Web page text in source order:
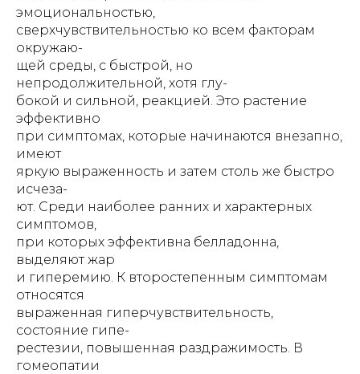
эмоциональностью,
сверхчувствительностью ко всем факторам
окружаю-
щей среды, с быстрой, но
непродолжительной, хотя глу-
бокой и сильной, реакцией. Это растение
эффективно
при симптомах, которые начинаются внезапно,
имеют
яркую выраженность и затем столь же быстро
исчеза-
ют. Среди наиболее ранних и характерных
симптомов,
при которых эффективна белладонна,
выделяют жар
и гиперемию. К второстепенным симптомам
относятся
выраженная гиперчувствительность,
состояние гипе-
рестезии, повышенная раздражимость. В
гомеопатии